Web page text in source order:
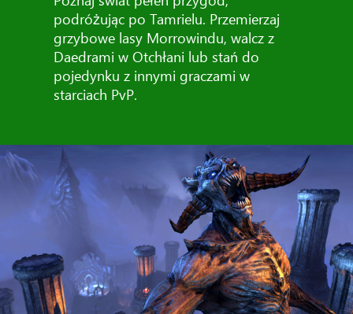
podróżując po Tamrielu. Przemierzaj
grzybowe lasy Morrowindu, walcz z
Daedrami w Otchłani lub stań do
pojedynku z innymi graczami w
starciach PvP.